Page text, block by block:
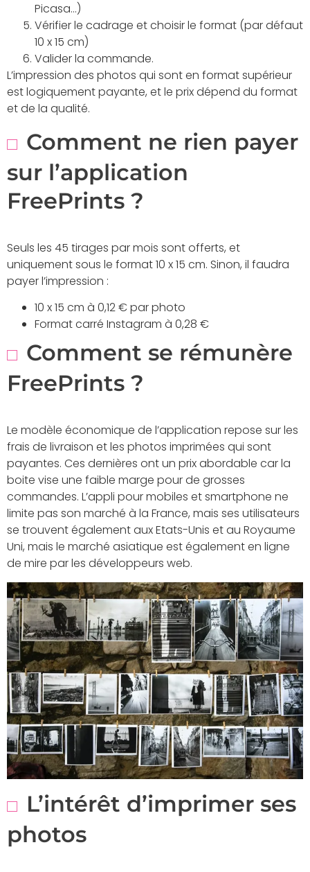
Picasa…)
Vérifier le cadrage et choisir le format (par défaut
10 x 15 cm)
Valider la commande.
L’impression des photos qui sont en format supérieur
est logiquement payante, et le prix dépend du format
et de la qualité.
Comment ne rien payer
sur l’application
FreePrints ?
Seuls les 45 tirages par mois sont offerts, et
uniquement sous le format 10 x 15 cm. Sinon, il faudra
payer l’impression :
10 x 15 cm à 0,12 € par photo
Format carré Instagram à 0,28 €
Comment se rémunère
FreePrints ?
Le modèle économique de l’application repose sur les
frais de livraison et les photos imprimées qui sont
payantes. Ces dernières ont un prix abordable car la
boite vise une faible marge pour de grosses
commandes. L’appli pour mobiles et smartphone ne
limite pas son marché à la France, mais ses utilisateurs
se trouvent également aux Etats-Unis et au Royaume
Uni, mais le marché asiatique est également en ligne
de mire par les développeurs web.
L’intérêt d’imprimer ses
photos